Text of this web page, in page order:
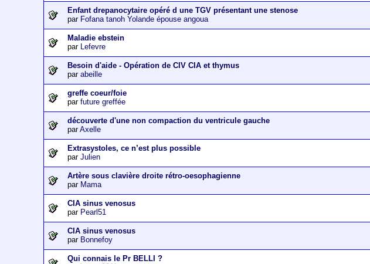
Enfant drepanocytaire opéré d une TGV présentant une stenose
par Fofana tanoh Yolande épouse angoua
Maladie ebstein
par Lefevre
Besoin d'aide - Opération de CIV CIA et thymus
parabeille
greffe coeur/foie
parfuture greffée
découverte d'une non compaction du ventricule gauche
parAxelle
Extrasystoles, ce n’est plus possible
parJulien
Artère sous clavière droite rétro-oesophagienne
par Mama
CIA sinus venosus
par Pearl51
CIA sinus venosus
par Bonnefoy
Qui connais le Pr BELLI ?